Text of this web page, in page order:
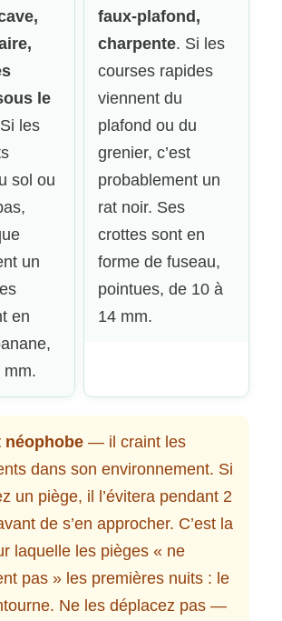
le
les
sol ou
un
en
mm.
faux-plafond,
charpente. Si les
courses rapides
viennent du
plafond ou du
grenier, c’est
probablement un
rat noir. Ses
crottes sont en
forme de fuseau,
pointues, de 10 à
14 mm.
néophobe— il craint les
dans son environnement. Si
un piège, il l’évitera pendant 2
de s’en approcher. C’est la
laquelle les pièges « ne
pas » les premières nuits : le
Ne les déplacez pas —